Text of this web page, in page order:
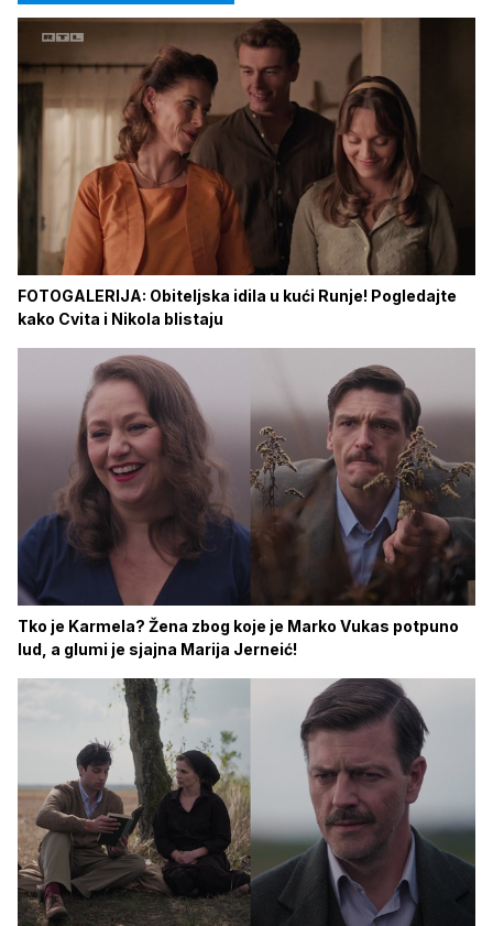
FOTOGALERIJA: Obiteljska idila u kući Runje! Pogledajte
kako Cvita i Nikola blistaju
Tko je Karmela? Žena zbog koje je Marko Vukas potpuno
lud, a glumi je sjajna Marija Jerneić!